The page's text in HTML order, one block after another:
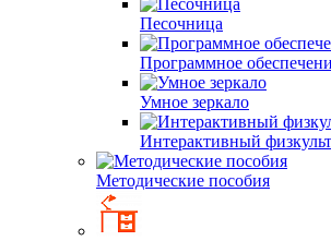
Песочница
Программное
Умное зеркало
Интерактивный
Методические пособия